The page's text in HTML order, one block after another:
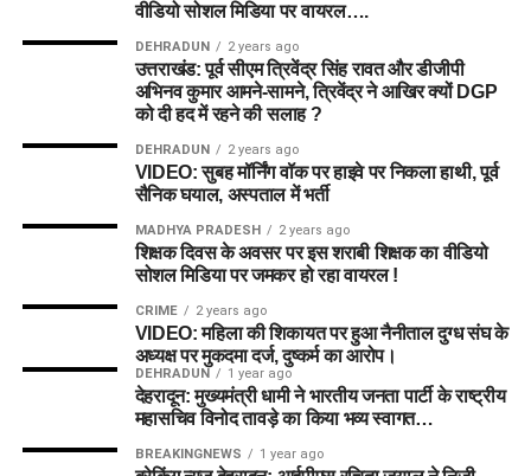
वीडियो सोशल मिडिया पर वायरल….
DEHRADUN 2 years ago
उत्तराखंड: पूर्व सीएम त्रिवेंद्र सिंह रावत और डीजीपी
अभिनव कुमार आमने-सामने, त्रिवेंद्र ने आखिर क्यों DGP
को दी हद में रहने की सलाह ?
DEHRADUN 2 years ago
VIDEO: सुबह मॉर्निंग वॉक पर हाइवे पर निकला हाथी, पूर्व
सैनिक घयाल, अस्पताल में भर्ती
MADHYA PRADESH 2 years ago
शिक्षक दिवस के अवसर पर इस शराबी शिक्षक का वीडियो
सोशल मिडिया पर जमकर हो रहा वायरल !
CRIME 2 years ago
VIDEO: महिला की शिकायत पर हुआ नैनीताल दुग्ध संघ के
अध्यक्ष पर मुकदमा दर्ज, दुष्कर्म का आरोप।
DEHRADUN 1 year ago
देहरादून: मुख्यमंत्री धामी ने भारतीय जनता पार्टी के राष्ट्रीय
महासचिव विनोद तावड़े का किया भव्य स्वागत…
BREAKINGNEWS 1 year ago